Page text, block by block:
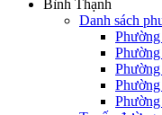
Bình Thạnh
Danh sách